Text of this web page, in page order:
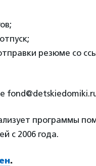
резюме со
программы
с 2006 года.
.